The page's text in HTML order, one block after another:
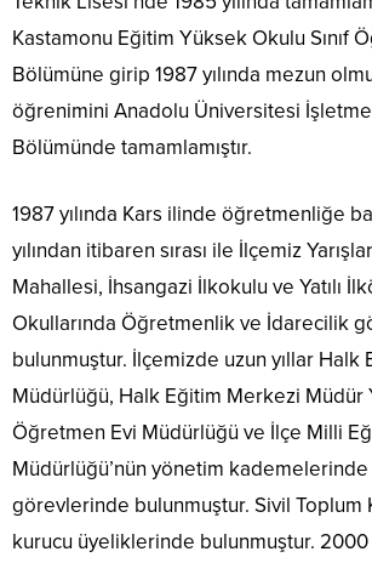
Kastamonu Eğitim Yüksek Okulu Sınıf
Bölümüne girip 1987 yılında mezun
öğrenimini Anadolu Üniversitesi
Bölümünde tamamlamıştır.
1987 yılında Kars ilinde öğretmenliğe
yılından itibaren sırası ile İlçemiz
Mahallesi, İhsangazi İlkokulu ve Yatılı
Okullarında Öğretmenlik ve İdarecilik
bulunmuştur. İlçemizde uzun yıllar Halk
Müdürlüğü, Halk Eğitim Merkezi Müdür
Öğretmen Evi Müdürlüğü ve İlçe Milli
Müdürlüğü’nün yönetim
görevlerinde bulunmuştur. Sivil Toplum
kurucu üyeliklerinde bulunmuştur. 2000